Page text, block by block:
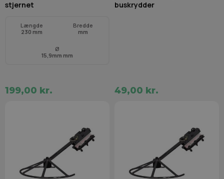
stjernet
Længde
230 mm
Bredde
mm
Ø
15,9mm mm
199,00 kr.
buskrydder
49,00 kr.